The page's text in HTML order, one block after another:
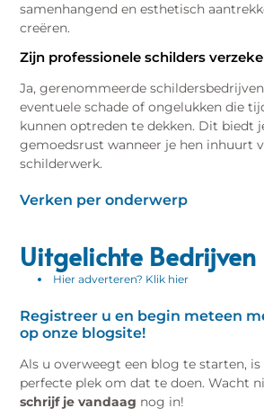
samenhangend en esthetisch
creëren.
Zijn professionele schilders
Ja, gerenommeerde
eventuele schade of ongelukken die
kunnen optreden te dekken. Dit biedt
gemoedsrust wanneer je hen inhuurt
schilderwerk.
Verken per onderwerp
Uitgelichte Bedrijven
Hier adverteren? Klik hier
Registreer u en begin meteen
op onze blogsite!
Als u overweegt een blog te starten, is
perfecte plek om dat te doen. Wacht
schrijf je vandaag nog in!